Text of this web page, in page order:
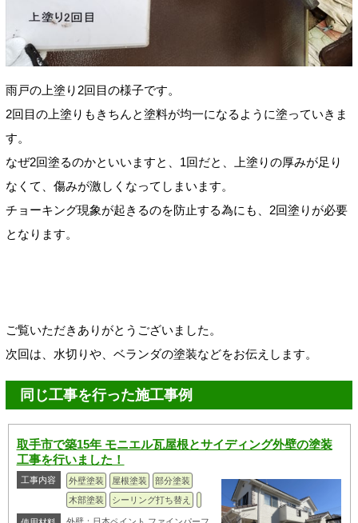
雨戸の上塗り2回目の様子です。
2回目の上塗りもきちんと塗料が均一になるように塗っていきま
す。
なぜ2回塗るのかといいますと、1回だと、上塗りの厚みが足り
なくて、傷みが激しくなってしまいます。
チョーキング現象が起きるのを防止する為にも、2回塗りが必要
となります。
ご覧いただきありがとうございました。
次回は、水切りや、ベランダの塗装などをお伝えします。
同じ工事を行った施工事例
取手市で築15年 モニエル瓦屋根とサイディング外壁の塗装
工事を行いました！
工事内容 外壁塗装 屋根塗装
部分塗装
木部塗装
シーリング打ち替え